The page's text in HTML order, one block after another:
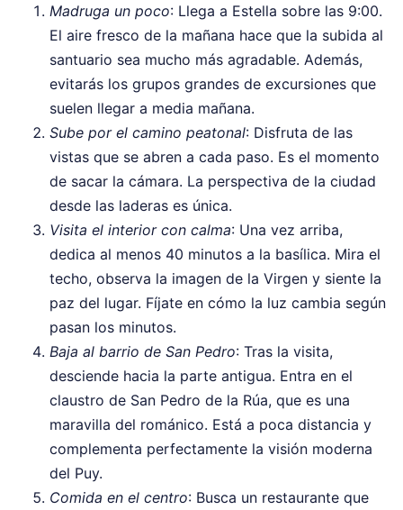
Madruga un poco: Llega a Estella sobre las 9:00.
El aire fresco de la mañana hace que la subida al
santuario sea mucho más agradable. Además,
evitarás los grupos grandes de excursiones que
suelen llegar a media mañana.
Sube por el camino peatonal: Disfruta de las
vistas que se abren a cada paso. Es el momento
de sacar la cámara. La perspectiva de la ciudad
desde las laderas es única.
Visita el interior con calma: Una vez arriba,
dedica al menos 40 minutos a la basílica. Mira el
techo, observa la imagen de la Virgen y siente la
paz del lugar. Fíjate en cómo la luz cambia según
pasan los minutos.
Baja al barrio de San Pedro: Tras la visita,
desciende hacia la parte antigua. Entra en el
claustro de San Pedro de la Rúa, que es una
maravilla del románico. Está a poca distancia y
complementa perfectamente la visión moderna
del Puy.
Comida en el centro: Busca un restaurante que